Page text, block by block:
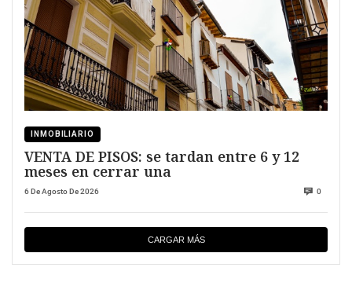
INMOBILIARIO
VENTA DE PISOS: se tardan entre 6 y 12
meses en cerrar una
6 De Agosto De 2026 0
CARGAR MÁS